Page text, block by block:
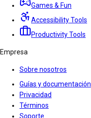
Games & Fun
Accessibility Tools
Productivity Tools
Empresa
Sobre nosotros
Guías y documentación
Privacidad
Términos
Soporte